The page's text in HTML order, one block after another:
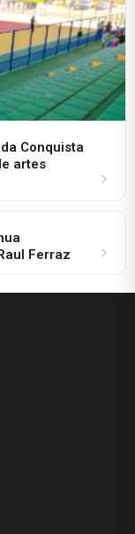
Conquista
artes
Ferraz